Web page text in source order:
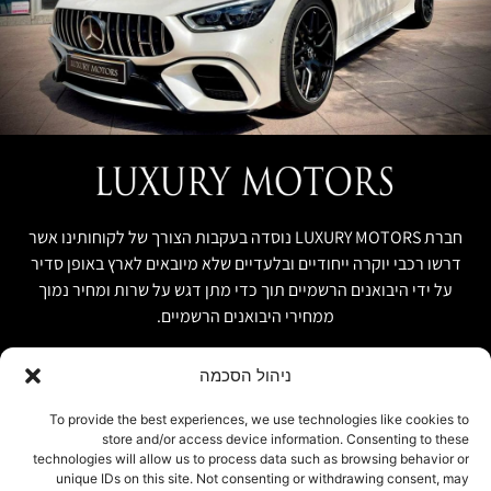
ניהול הסכמה
To provide the best experiences, we use technologies like cookies to
store and/or access device information. Consenting to these
technologies will allow us to process data such as browsing behavior or
unique IDs on this site. Not consenting or withdrawing consent, may
חברת LUXURY MOTORS נוסדה בעקבות הצורך של לקוחותינו אשר
דרשו רכבי יוקרה ייחודיים ובלעדיים שלא מיובאים לארץ באופן סדיר
על ידי היבואנים הרשמיים תוך כדי מתן דגש על שרות ומחיר נמוך
ממחירי היבואנים הרשמיים.
אודות
יבוא אישי ויבוא מקביל
074-7408590
office@luxury-motors.co.il